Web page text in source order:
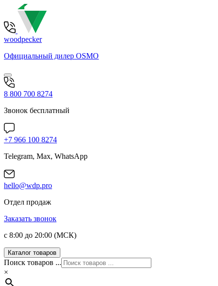
woodpecker
Официальный дилер OSMO
8 800 700 8274
Звонок бесплатный
+7 966 100 8274
Telegram, Max, WhatsApp
hello@wdp.pro
Отдел продаж
Заказать звонок
с 8:00 до 20:00 (МСК)
Каталог товаров
Поиск товаров ...
×